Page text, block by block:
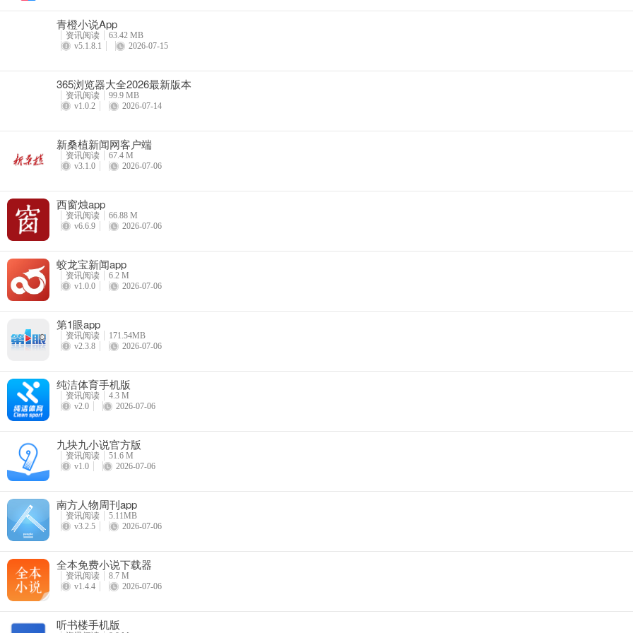
青橙小说App
资讯阅读
63.42 MB
v5.1.8.1
2026-07-15
365浏览器大全2026最新版本
资讯阅读
99.9 MB
v1.0.2
2026-07-14
新桑植新闻网客户端
资讯阅读
67.4 M
v3.1.0
2026-07-06
西窗烛app
资讯阅读
66.88 M
v6.6.9
2026-07-06
蛟龙宝新闻app
资讯阅读
6.2 M
v1.0.0
2026-07-06
第1眼app
资讯阅读
171.54MB
v2.3.8
2026-07-06
纯洁体育手机版
资讯阅读
4.3 M
v2.0
2026-07-06
九块九小说官方版
资讯阅读
51.6 M
v1.0
2026-07-06
南方人物周刊app
资讯阅读
5.11MB
v3.2.5
2026-07-06
全本免费小说下载器
资讯阅读
8.7 M
v1.4.4
2026-07-06
听书楼手机版